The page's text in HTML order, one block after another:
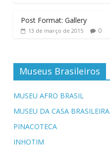
Post Format: Gallery
13 de março de 2015 0
Museus Brasileiros
MUSEU AFRO BRASIL
MUSEU DA CASA BRASILEIRA
PINACOTECA
INHOTIM